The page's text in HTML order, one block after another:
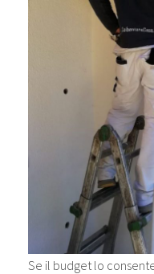
Se il budget lo